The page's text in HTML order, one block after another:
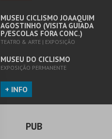
MUSEU CICLISMO JOAAQUIM
AGOSTINHO (VISITA GUIADA
P/ESCOLAS FORA CONC.)
TEATRO & ARTE | EXPOSIÇÃO
MUSEU DO CICLISMO
EXPOSIÇÃO PERMANENTE
+ INFO
PUB